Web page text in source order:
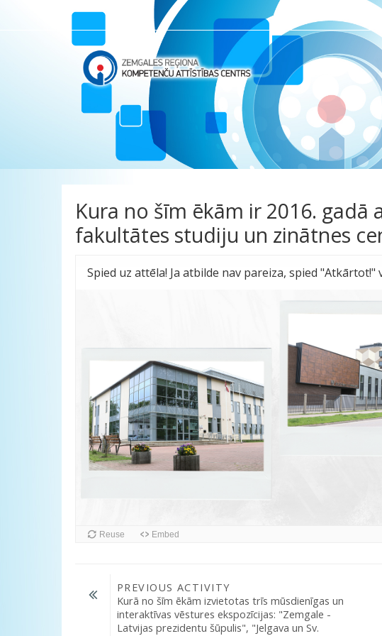
Kura no šīm ēkām ir 2016.
fakultātes studiju un zinātnes
Spied uz attēla! Ja atbilde nav pareiza, spied
Reuse Embed
PREVIOUS ACTIVITY
Kurā no šīm ēkām izvietotas trīs mūsdienīgas un
interaktīvas vēstures ekspozīcijas: "Zemgale -
Latvijas prezidentu šūpulis", "Jelgava un Sv.